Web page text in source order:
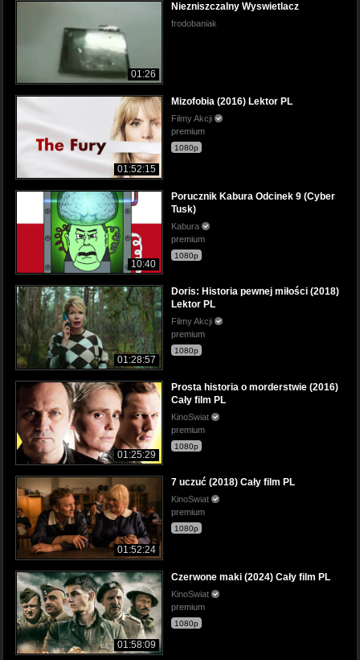
01:26
Niezniszczalny Wyswietlacz
frodobaniak
01:52:15
Mizofobia (2016) Lektor PL
Filmy Akcji
premium
1080p
10:40
Porucznik Kabura Odcinek 9 (Cyber
Tusk)
Kabura
premium
1080p
01:28:57
Doris: Historia pewnej miłości (2018)
Lektor PL
Filmy Akcji
premium
1080p
01:25:29
Prosta historia o morderstwie (2016)
Cały film PL
KinoSwiat
premium
1080p
01:52:24
7 uczuć (2018) Cały film PL
KinoSwiat
premium
1080p
01:58:09
Czerwone maki (2024) Cały film PL
KinoSwiat
premium
1080p